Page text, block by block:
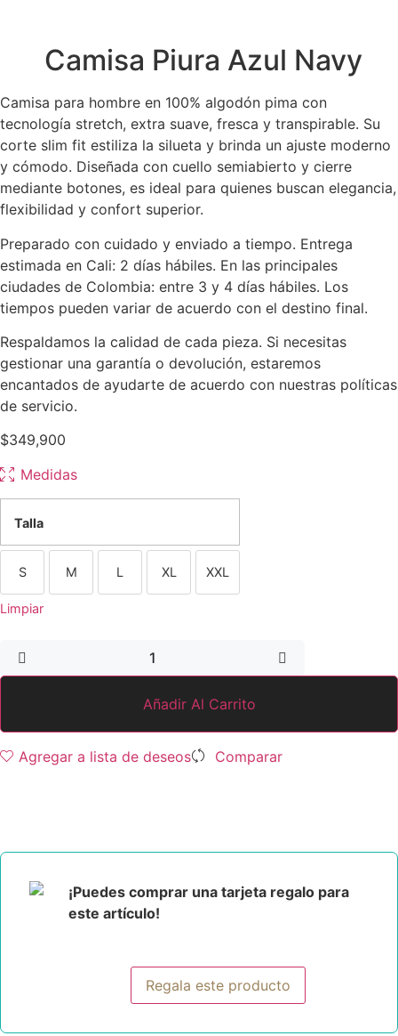
Camisa Piura Azul Navy
Camisa para hombre en 100% algodón pima con
tecnología stretch, extra suave, fresca y transpirable. Su
corte slim fit estiliza la silueta y brinda un ajuste moderno
y cómodo. Diseñada con cuello semiabierto y cierre
mediante botones, es ideal para quienes buscan elegancia,
flexibilidad y confort superior.
Preparado con cuidado y enviado a tiempo. Entrega
estimada en Cali: 2 días hábiles. En las principales
ciudades de Colombia: entre 3 y 4 días hábiles. Los
tiempos pueden variar de acuerdo con el destino final.
Respaldamos la calidad de cada pieza. Si necesitas
gestionar una garantía o devolución, estaremos
encantados de ayudarte de acuerdo con nuestras políticas
de servicio.
$349,900
Medidas
Talla
S M L XL XXL
Limpiar
Añadir Al Carrito
Agregar a lista de deseos Comparar
¡Puedes comprar una tarjeta regalo para
este artículo!
Regala este producto